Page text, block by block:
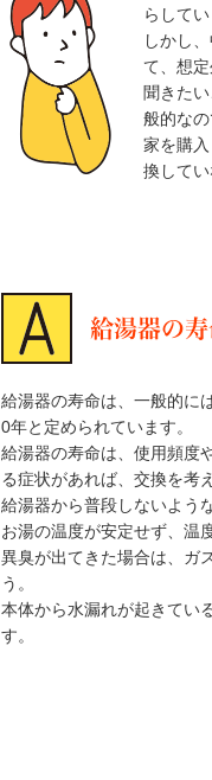
らして
しかし
て、想
聞きた
般的な
家を購
換して
給湯器の
給湯器の寿命は、一般的に
0年と定められています。
給湯器の寿命は、使用頻度
る症状があれば、交換を考
給湯器から普段しないよう
お湯の温度が安定せず、温
異臭が出てきた場合は、ガ
う。
本体から水漏れが起きてい
す。